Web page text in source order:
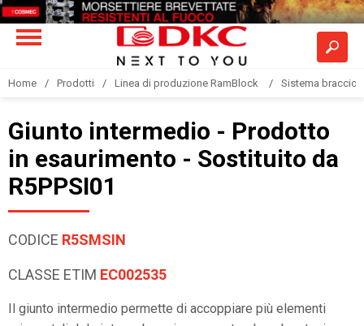
Home Prodotti Linea di produzione RamBlock Sistema braccio
Giunto intermedio - Prodotto
in esaurimento - Sostituito da
R5PPSI01
CODICE R5SMSIN
CLASSE ETIM EC002535
Il giunto intermedio permette di accoppiare più elementi